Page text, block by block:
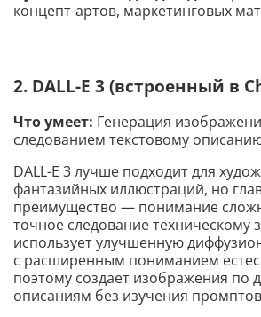
концепт-артов, маркетинговых
2. DALL-E 3 (встроенный в
Что умеет: Генерация
следованием текстовому
DALL-E 3 лучше подходит для
фантазийных иллюстраций, но
преимущество — понимание
точное следование техническому
использует улучшенную
с расширенным пониманием
поэтому создает изображения по
описаниям без изучения